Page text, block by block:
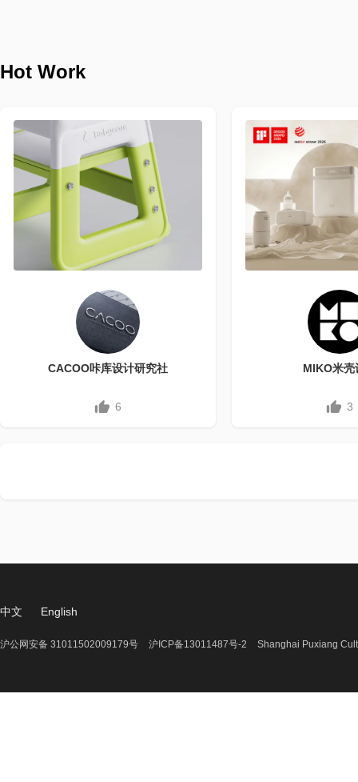
Hot Work
CACOO咔库设计研究社
6
MIKO米壳
3
中文 English
沪公网安备 31011502009179号 沪ICP备13011487号-2 Shanghai Puxiang